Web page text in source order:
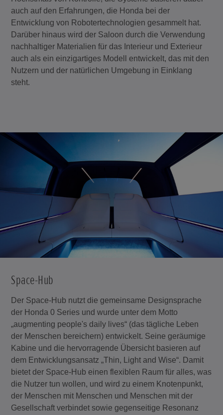
auch auf den Erfahrungen, die Honda bei der
Entwicklung von Robotertechnologien gesammelt hat.
Darüber hinaus wird der Saloon durch die Verwendung
nachhaltiger Materialien für das Interieur und Exterieur
auch als ein einzigartiges Modell entwickelt, das mit den
Nutzern und der natürlichen Umgebung in Einklang
steht.
Space-Hub
Der Space-Hub nutzt die gemeinsame Designsprache
der Honda 0 Series und wurde unter dem Motto
„augmenting people's daily lives“ (das tägliche Leben
der Menschen bereichern) entwickelt. Seine geräumige
Kabine und die hervorragende Übersicht basieren auf
dem Entwicklungsansatz „Thin, Light and Wise“. Damit
bietet der Space-Hub einen flexiblen Raum für alles, was
die Nutzer tun wollen, und wird zu einem Knotenpunkt,
der Menschen mit Menschen und Menschen mit der
Gesellschaft verbindet sowie gegenseitige Resonanz